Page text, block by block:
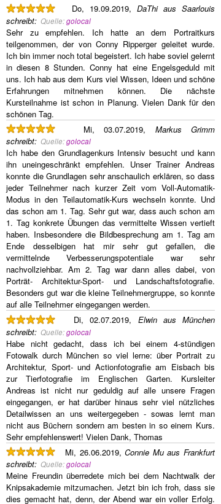
Do, 19.09.2019, DaThi aus Saarlouis
schreibt: Quelle:golocal
Sehr zu empfehlen. Ich hatte an dem Portraitkurs
teilgenommen, der von Conny Ripperger geleitet wurde.
Ich bin immer noch total begeistert. Ich habe soviel gelernt
in diesen 8 Stunden. Conny hat eine Engelsgeduld mit
uns. Ich hab aus dem Kurs viel Wissen, Ideen und schöne
Erfahrungen mitnehmen können. Die nächste
Kursteilnahme ist schon in Planung. Vielen Dank für den
schönen Tag.
Mi, 03.07.2019, Markus Grimm
schreibt: Quelle:golocal
Ich habe den Grundlagenkurs Intensiv besucht und kann
ihn uneingeschränkt empfehlen. Unser Trainer Andreas
konnte die Grundlagen sehr anschaulich erklären, so dass
jeder Teilnehmer nach kurzer Zeit vom Voll-Automatik-
Modus in den Teilautomatik-Kurs wechseln konnte. Und
das schon am 1. Tag. Sehr gut war, dass auch schon am
1. Tag konkrete Übungen das vermittelte Wissen vertieft
haben. Insbesondere die Bildbesprechung am 1. Tag am
Ende desselbigen hat mir sehr gut gefallen, die
vermittelnde Verbesserungspotentiale war sehr
nachvollziehbar. Am 2. Tag war dann alles dabei, von
Porträt- Architektur-Sport- und Landschaftsfotografie.
Besonders gut war die kleine Teilnehmergruppe, so konnte
auf alle Teilnehmer eingegangen werden.
Di, 02.07.2019, Elwin aus München
schreibt: Quelle:golocal
Habe nicht gedacht, dass ich bei einem 4-stündigen
Fotowalk durch München so viel lerne: über Portrait zu
Architektur, Sport- und Actionfotografie am Eisbach bis
zur Tierfotografie im Englischen Garten. Kursleiter
Andreas ist nicht nur geduldig auf alle unsere Fragen
eingegangen, er hat darüber hinaus sehr viel nützliches
Detailwissen an uns weitergegeben - sowas lernt man
nicht aus Büchern sondern am besten in so einem Kurs.
Sehr empfehlenswert! Vielen Dank, Thomas
Mi, 26.06.2019,Connie Mu aus Frankfurt
schreibt: Quelle:golocal
Meine Freundin überredete mich bei dem Nachtwalk der
Knipsakademie mitzumachen. Jetzt bin ich froh, dass sie
dies gemacht hat, denn, der Abend war ein voller Erfolg.